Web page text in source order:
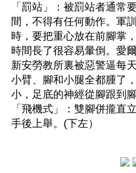
「罰站」：被罰站者通常
間，不得有任何動作。軍
時，要把重心放在前腳掌
時間長了很容易暈倒。愛
新安勞教所裏被惡警逼每
小臂、腳和小腿全都腫了
小，足底的神經從腳跟到
「飛機式」：雙腳併攏直
手後上舉。(下左）